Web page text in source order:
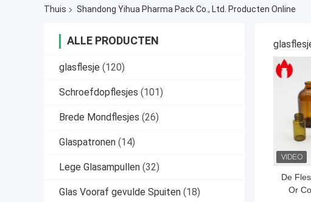
Thuis Shandong Yihua Pharma Pack Co., Ltd. Producten Online
ALLE PRODUCTEN
glasflesje (120)
Schroefdopflesjes (101)
Brede Mondflesjes (26)
Glaspatronen (14)
Lege Glasampullen (32)
Glas Vooraf gevulde Spuiten (18)
De
Or
BESTE